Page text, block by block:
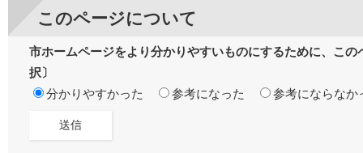
このページについて
市ホームページをより分かりやすいものにするために、こ
択〕
分かりやすかった
参考になった 参考にならなか